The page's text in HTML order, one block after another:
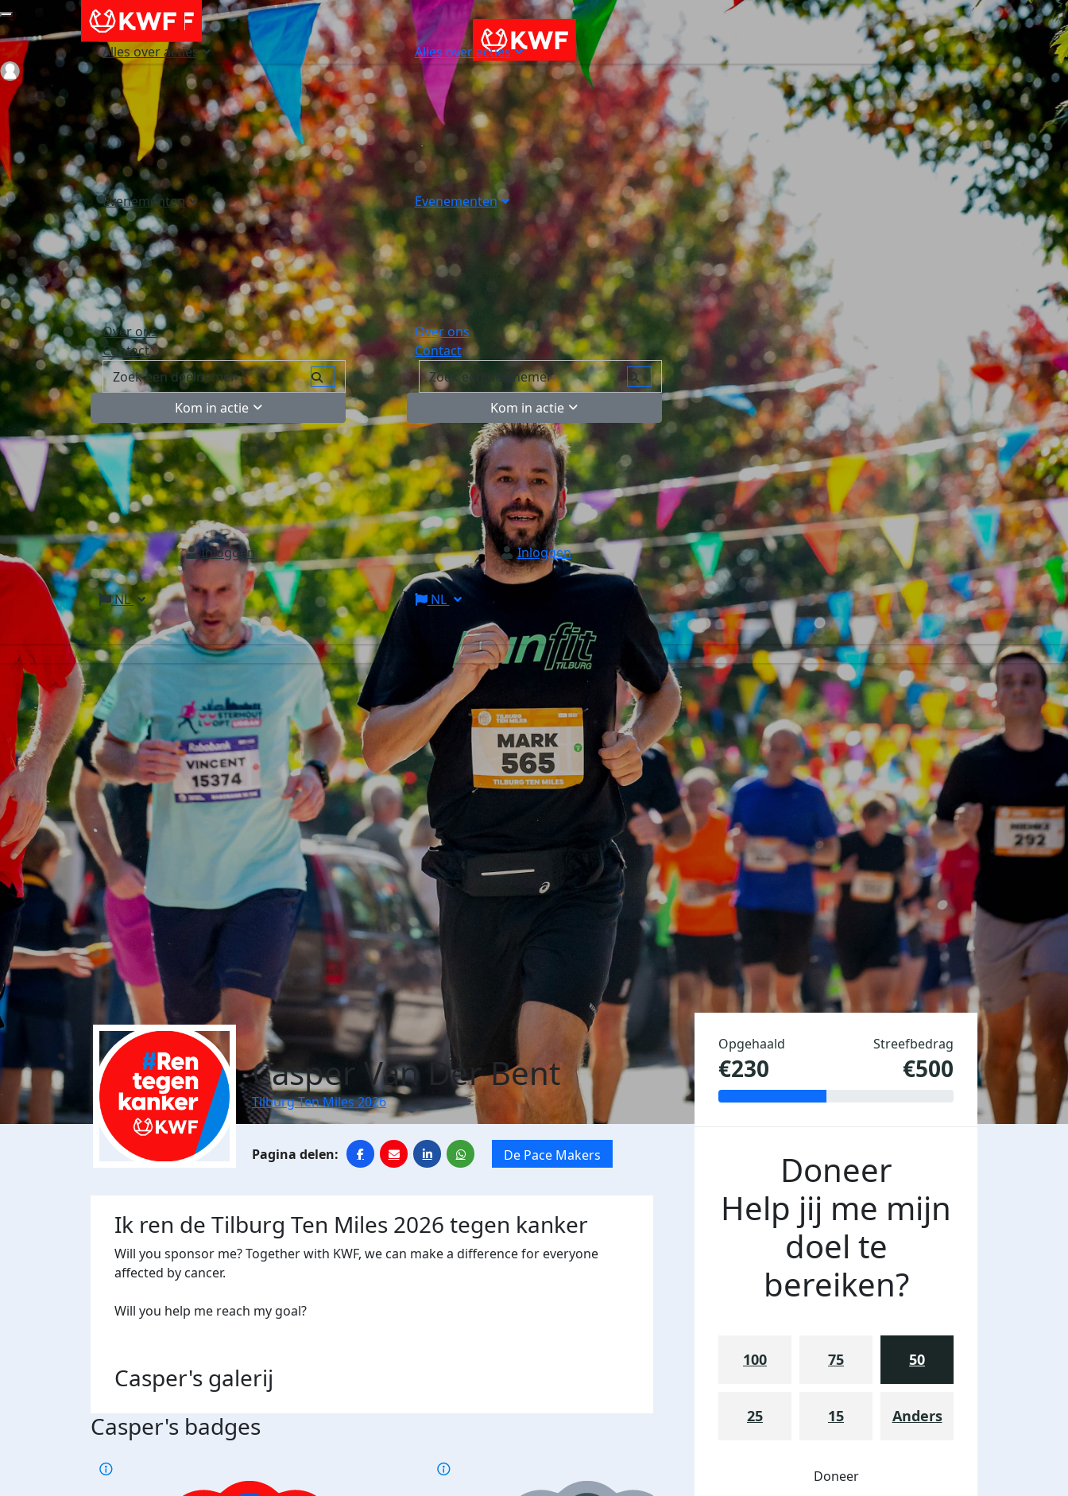
Alles over acties
Evenementen
Over ons
Contact
Kom in actie
Inloggen
NL
Alles over acties
Evenementen
Over ons
Contact
Kom in actie
Inloggen
NL
Login
Casper Van Der Bent
Tilburg Ten Miles 2026
De Pace Makers
Ik ren de Tilburg Ten Miles 2026 tegen kanker
Will you sponsor me? Together with KWF, we can make a difference for everyone
affected by cancer.
Will you help me reach my goal?
Casper's galerij
Casper's badges
Opgehaald
€230
Streefbedrag
€500
Doneer
Help jij me mijn
doel te
bereiken?
100 75 50
25 15 Anders
Doneer